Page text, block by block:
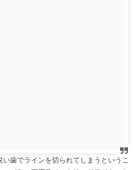
歯でラインを切られてしまうというこ